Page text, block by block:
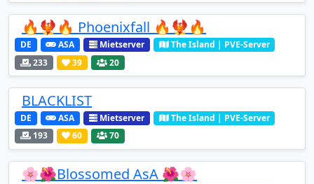
🔥🐦‍🔥🔥 Phoenixfall 🔥🐦‍🔥🔥
DE ASA Mietserver
The Island | PVE-Server
233
39 20
BLACKLIST
DE ASA Mietserver
The Island | PVE-Server
193
60 70
🌸🌺Blossomed AsA 🌺🌸